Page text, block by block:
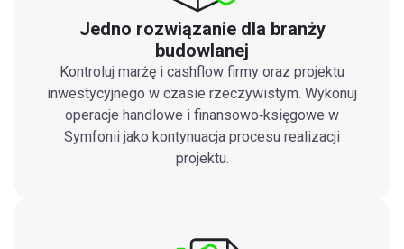
Jedno rozwiązanie dla branży
budowlanej
Kontroluj marżę i cashflow firmy oraz projektu
inwestycyjnego w czasie rzeczywistym. Wykonuj
operacje handlowe i finansowo‑księgowe w
Symfonii jako kontynuacja procesu realizacji
projektu.